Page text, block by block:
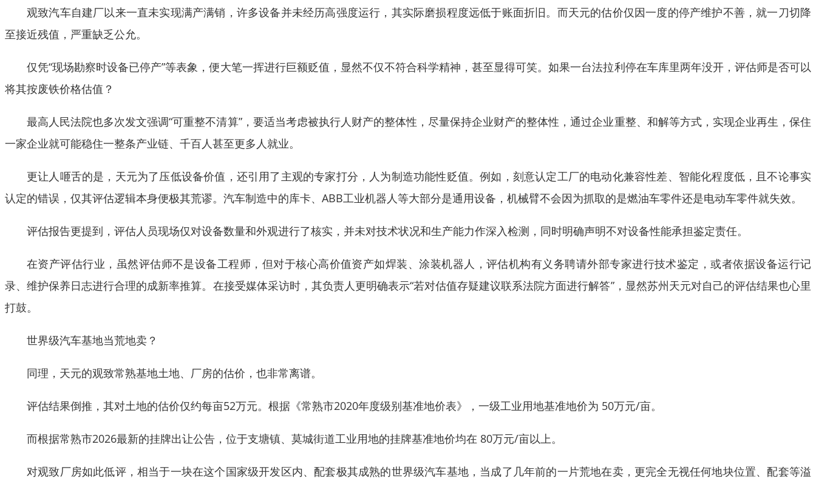
观致汽车自建厂以来一直未实现满产满销，许多设备并未经历高强度运行，其实际磨损程度远低于账面折旧。而天元的估价仅因一度的停产维护不善，就一刀切降
至接近残值，严重缺乏公允。
仅凭“现场勘察时设备已停产”等表象，便大笔一挥进行巨额贬值，显然不仅不符合科学精神，甚至显得可笑。如果一台法拉利停在车库里两年没开，评估师是否可以
将其按废铁价格估值？
最高人民法院也多次发文强调“可重整不清算”，要适当考虑被执行人财产的整体性，尽量保持企业财产的整体性，通过企业重整、和解等方式，实现企业再生，保住
一家企业就可能稳住一整条产业链、千百人甚至更多人就业。
更让人咂舌的是，天元为了压低设备价值，还引用了主观的专家打分，人为制造功能性贬值。例如，刻意认定工厂的电动化兼容性差、智能化程度低，且不论事实
认定的错误，仅其评估逻辑本身便极其荒谬。汽车制造中的库卡、ABB工业机器人等大部分是通用设备，机械臂不会因为抓取的是燃油车零件还是电动车零件就失效。
评估报告更提到，评估人员现场仅对设备数量和外观进行了核实，并未对技术状况和生产能力作深入检测，同时明确声明不对设备性能承担鉴定责任。
在资产评估行业，虽然评估师不是设备工程师，但对于核心高价值资产如焊装、涂装机器人，评估机构有义务聘请外部专家进行技术鉴定，或者依据设备运行记
录、维护保养日志进行合理的成新率推算。在接受媒体采访时，其负责人更明确表示“若对估值存疑建议联系法院方面进行解答”，显然苏州天元对自己的评估结果也心里
打鼓。
世界级汽车基地当荒地卖？
同理，天元的观致常熟基地土地、厂房的估价，也非常离谱。
评估结果倒推，其对土地的估价仅约每亩52万元。根据《常熟市2020年度级别基准地价表》，一级工业用地基准地价为 50万元/亩。
而根据常熟市2026最新的挂牌出让公告，位于支塘镇、莫城街道工业用地的挂牌基准地价均在 80万元/亩以上。
对观致厂房如此低评，相当于一块在这个国家级开发区内、配套极其成熟的世界级汽车基地，当成了几年前的一片荒地在卖，更完全无视任何地块位置、配套等溢